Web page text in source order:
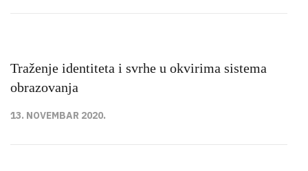
Traženje identiteta i svrhe u okvirima sistema
obrazovanja
13. NOVEMBAR 2020.